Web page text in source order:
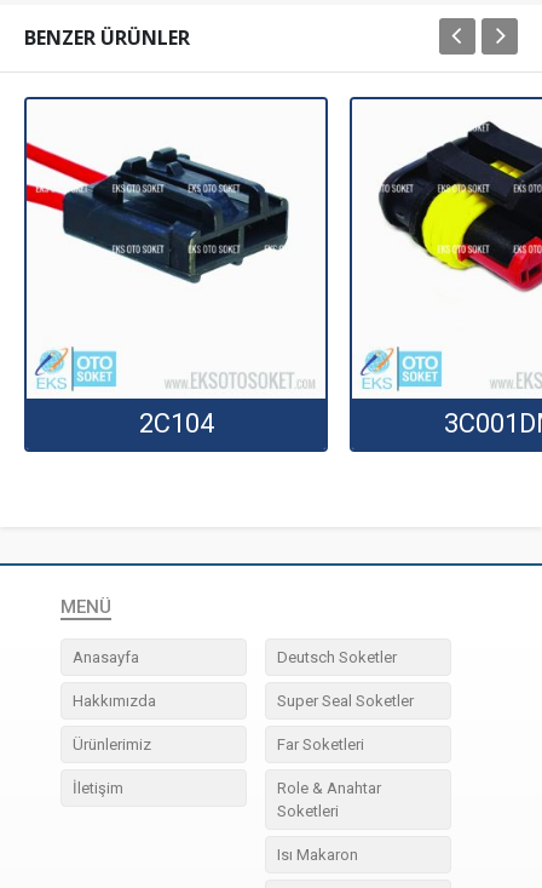
BENZER ÜRÜNLER
2C104
MENÜ
Anasayfa
Hakkımızda
Ürünlerimiz
İletişim
Deutsch Soketler
Super Seal Soketler
Far Soketleri
Role & Anahtar
Soketleri
Isı Makaron